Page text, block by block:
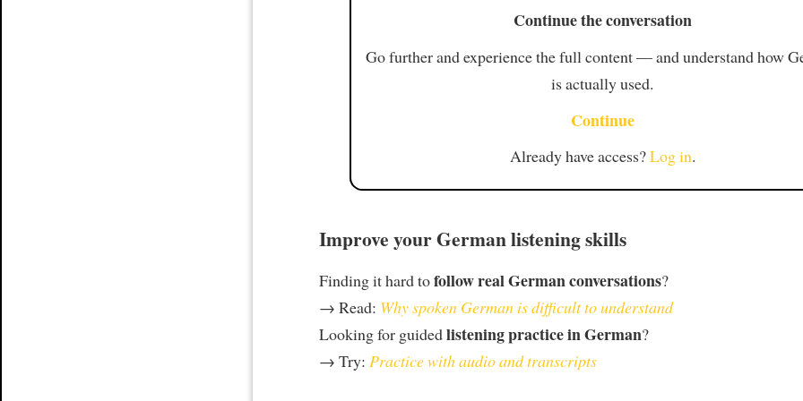
Continue the conversation
Go further and experience the full content — and understand how
is actually used.
Continue
Already have access?Log in.
Improve your German listening skills
Finding it hard tofollow real German conversations?
→ Read: Why spoken German is difficult to understand
Looking for guidedlistening practice in German?
→ Try: Practice with audio and transcripts